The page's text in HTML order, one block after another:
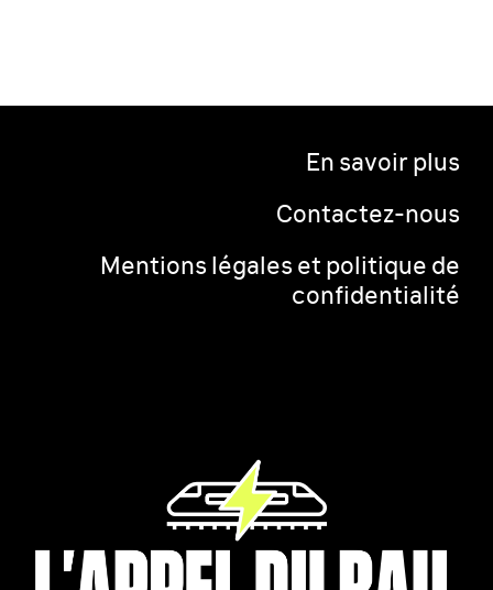
En savoir plus
Contactez-nous
Mentions légales et politique de
confidentialité